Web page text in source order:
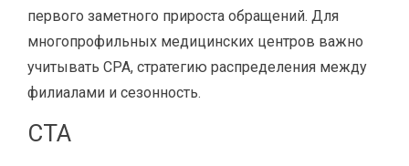
первого заметного прироста обращений. Для
многопрофильных медицинских центров важно
учитывать CPA, стратегию распределения между
филиалами и сезонность.
CTA